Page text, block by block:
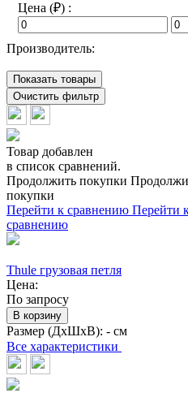
Цена (₽) :
Производитель:
Показать товары
Очистить фильтр
Товар добавлен
в список сравнений.
Продолжить покупки
покупки
Перейти к сравнению Перейти
сравнению
Thule грузовая петля
Цена:
По запросу
В корзину
Размер (ДхШхВ): - см
Все характеристики